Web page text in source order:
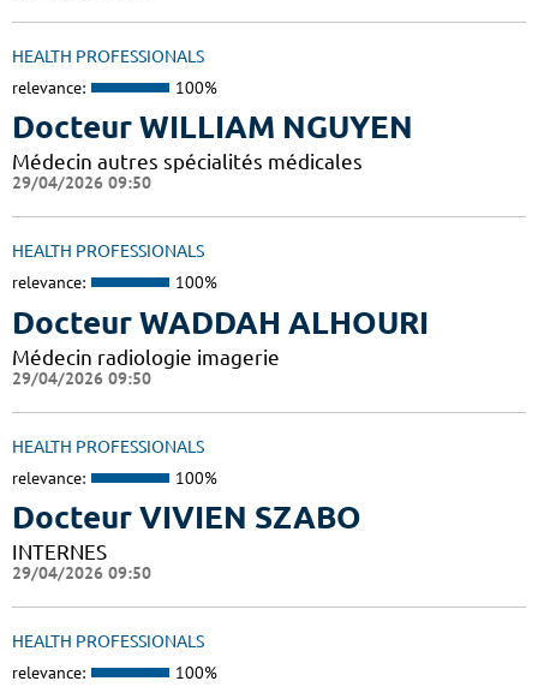
HEALTH PROFESSIONALS
relevance: 100%
Docteur WILLIAM NGUYEN
Médecin autres spécialités médicales
29/04/2026 09:50
HEALTH PROFESSIONALS
relevance: 100%
Docteur WADDAH ALHOURI
Médecin radiologie imagerie
29/04/2026 09:50
HEALTH PROFESSIONALS
relevance: 100%
Docteur VIVIEN SZABO
INTERNES
29/04/2026 09:50
HEALTH PROFESSIONALS
relevance: 100%